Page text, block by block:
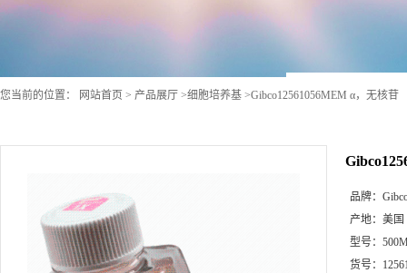
您当前的位置： 网站首页 > 产品展厅 >细胞培养基 >Gibco12561056MEM α，无核苷
品牌：
产地： 美国
型号：
货号：